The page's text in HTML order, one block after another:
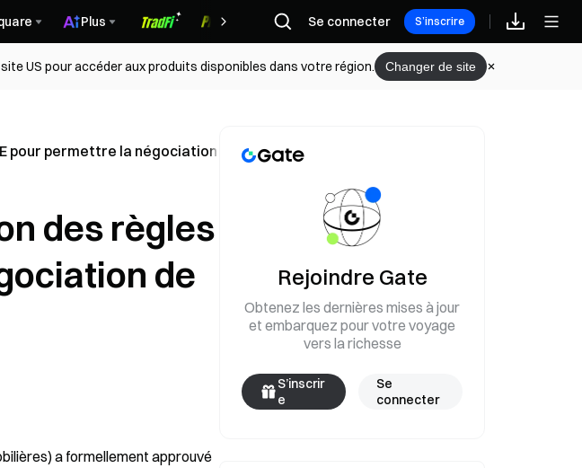
Plus Récompenses
Se connecter S’inscrire
US pour accéder aux produits disponibles dans votre région. Changer de site
pour permettre la négociation de titres tokenisés
des règles
de
a formellement approuvé
Rejoindre Gate
Obtenez les dernières mises à jour
et embarquez pour votre voyage
vers la richesse
S’inscrir
e
Se
connecter